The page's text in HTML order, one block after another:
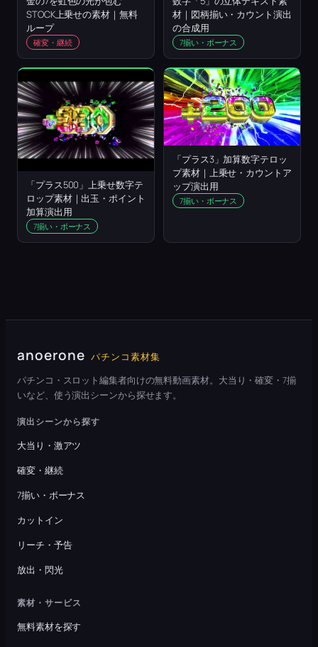
STOCK上乗せの素材｜無料
ループ
確変・継続
材｜図柄揃い・カウント演出
の合成用
7揃い・ボーナス
「プラス500」上乗せ数字テ
ロップ素材｜出玉・ポイント
加算演出用
7揃い・ボーナス
「プラス3」加算数字テロッ
プ素材｜上乗せ・カウントア
ップ演出用
7揃い・ボーナス
anoerone パチンコ素材集
パチンコ・スロット編集者向けの無料動画素材。大当り・確変・7揃
いなど、使う演出シーンから探せます。
演出シーンから探す
大当り・激アツ
確変・継続
7揃い・ボーナス
カットイン
リーチ・予告
放出・閃光
素材・サービス
無料素材を探す